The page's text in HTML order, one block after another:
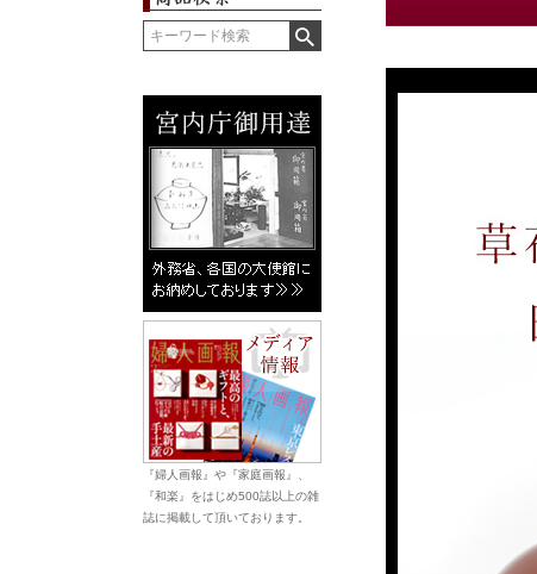
『婦人画報』や『家庭画報』、
『和楽』をはじめ500誌以上の雑
誌に掲載して頂いております。